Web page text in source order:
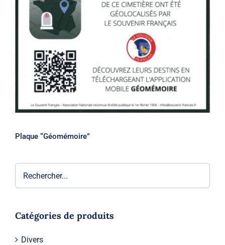
Stock épuisé
Plaque “Géomémoire”
Plaque “Géomémoire”
Catégories de produits
Divers